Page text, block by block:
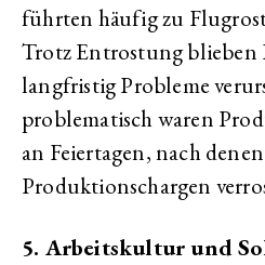
führten häufig zu
Trotz Entrostung blieben
langfristig Probleme
problematisch waren
an Feiertagen, nach
Produktionschargen
5. Arbeitskultur und